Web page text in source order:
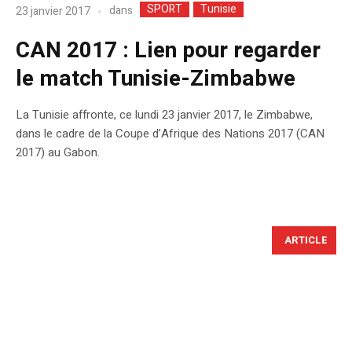
23 janvier 2017 dans SPORT Tunisie
CAN 2017 : Lien pour regarder
le match Tunisie-Zimbabwe
La Tunisie affronte, ce lundi 23 janvier 2017, le Zimbabwe,
dans le cadre de la Coupe d’Afrique des Nations 2017 (CAN
2017) au Gabon.
ARTICLE